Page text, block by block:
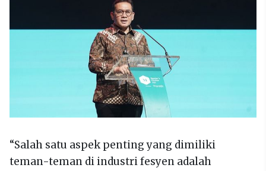
“Salah satu aspek penting yang dimiliki
teman-teman di industri fesyen adalah